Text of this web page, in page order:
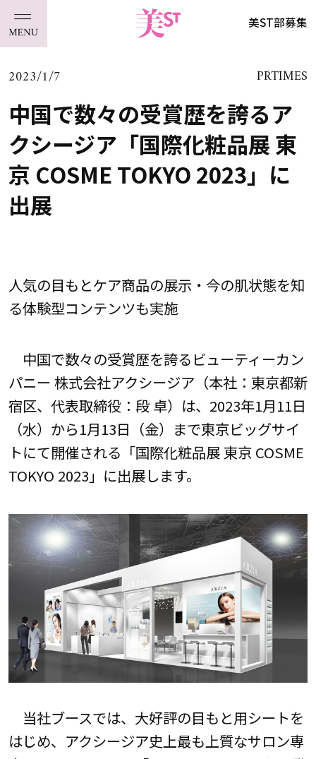
美ST部募集
2023/1/7 PRTIMES
中国で数々の受賞歴を誇るア
クシージア「国際化粧品展 東
京 COSME TOKYO 2023」に
出展
人気の目もとケア商品の展示・今の肌状態を知
る体験型コンテンツも実施
中国で数々の受賞歴を誇るビューティーカン
パニー 株式会社アクシージア（本社：東京都新
宿区、代表取締役：段 卓）は、2023年1月11日
（水）から1月13日（金）まで東京ビッグサイ
トにて開催される「国際化粧品展 東京 COSME
TOKYO 2023」に出展します。
当社ブースでは、大好評の目もと用シートを
はじめ、アクシージア史上最も上質なサロン専